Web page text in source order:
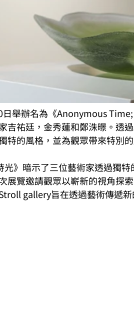
舉辦名為《Anonymous
吉祐廷，金秀蓮和鄭洙暻。透
的風格，並為觀眾帶來特別
》暗示了三位藝術家透過獨特
展覽邀請觀眾以嶄新的視角探
gallery旨在透過藝術傳遞